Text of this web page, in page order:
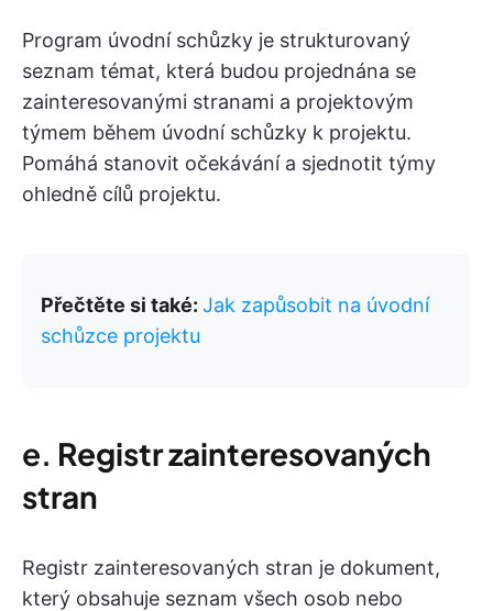
Program úvodní schůzky je strukturovaný
seznam témat, která budou projednána se
zainteresovanými stranami a projektovým
týmem během úvodní schůzky k projektu.
Pomáhá stanovit očekávání a sjednotit týmy
ohledně cílů projektu.
Přečtěte si také: Jak zapůsobit na úvodní
schůzce projektu
e. Registr zainteresovaných
stran
Registr zainteresovaných stran je dokument,
který obsahuje seznam všech osob nebo